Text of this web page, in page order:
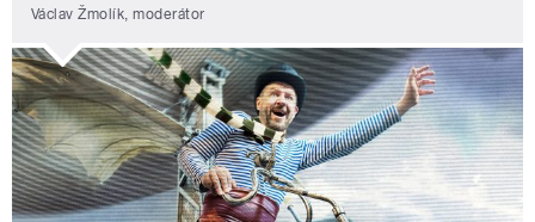
Václav Žmolík, moderátor